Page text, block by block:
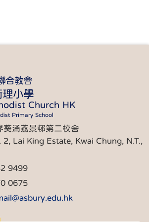
合教會
理小學
Church HK
Primary School
葵涌荔景邨第二校舍
Lai King Estate, Kwai Chung, N.T.,
9499
0675